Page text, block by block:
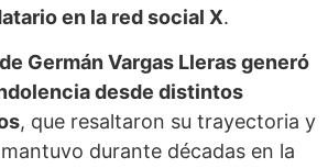
en la red social X.
Germán Vargas Lleras generó
desde distintos
, que resaltaron su trayectoria y
durante décadas en la